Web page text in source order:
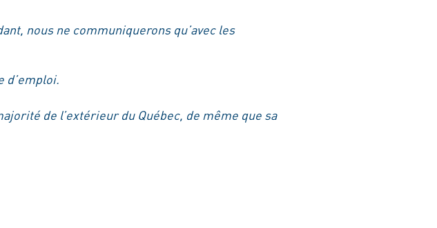
nous ne communiquerons qu’avec les
d’emploi.
de l’extérieur du Québec, de même que sa